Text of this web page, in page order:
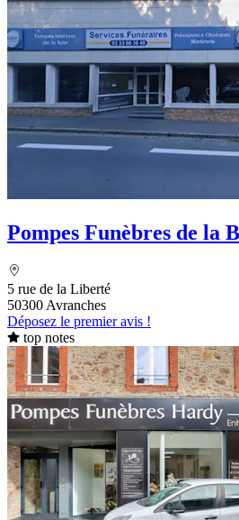
Pompes Funèbres de la
5 rue de la Liberté
50300 Avranches
Déposez le premier avis !
top notes